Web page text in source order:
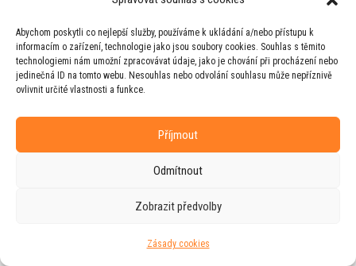
Abychom poskytli co nejlepší služby, používáme k ukládání a/nebo přístupu k
informacím o zařízení, technologie jako jsou soubory cookies. Souhlas s těmito
technologiemi nám umožní zpracovávat údaje, jako je chování při procházení nebo
jedinečná ID na tomto webu. Nesouhlas nebo odvolání souhlasu může nepříznivě
ovlivnit určité vlastnosti a funkce.
Příjmout
Odmítnout
Zobrazit předvolby
Zásady cookies
Horeckého
Web vytvořila firmaRUDIve spolupráci s
agenturou